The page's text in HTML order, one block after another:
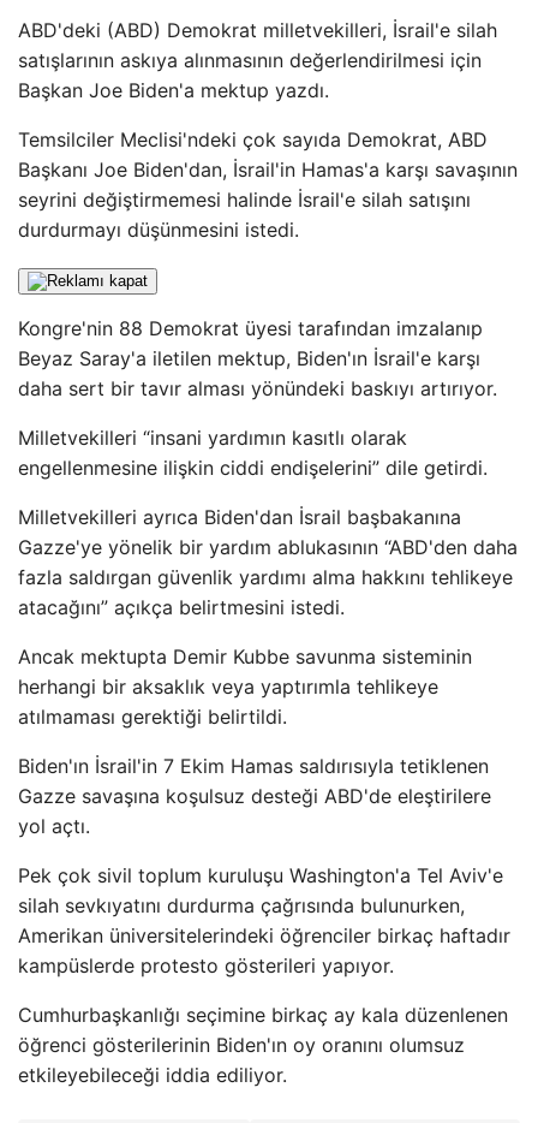
ABD'deki (ABD) Demokrat milletvekilleri, İsrail'e silah
satışlarının askıya alınmasının değerlendirilmesi için
Başkan Joe Biden'a mektup yazdı.
Temsilciler Meclisi'ndeki çok sayıda Demokrat, ABD
Başkanı Joe Biden'dan, İsrail'in Hamas'a karşı savaşının
seyrini değiştirmemesi halinde İsrail'e silah satışını
durdurmayı düşünmesini istedi.
Kongre'nin 88 Demokrat üyesi tarafından imzalanıp
Beyaz Saray'a iletilen mektup, Biden'ın İsrail'e karşı
daha sert bir tavır alması yönündeki baskıyı artırıyor.
Milletvekilleri “insani yardımın kasıtlı olarak
engellenmesine ilişkin ciddi endişelerini” dile getirdi.
Milletvekilleri ayrıca Biden'dan İsrail başbakanına
Gazze'ye yönelik bir yardım ablukasının “ABD'den daha
fazla saldırgan güvenlik yardımı alma hakkını tehlikeye
atacağını” açıkça belirtmesini istedi.
Ancak mektupta Demir Kubbe savunma sisteminin
herhangi bir aksaklık veya yaptırımla tehlikeye
atılmaması gerektiği belirtildi.
Biden'ın İsrail'in 7 Ekim Hamas saldırısıyla tetiklenen
Gazze savaşına koşulsuz desteği ABD'de eleştirilere
yol açtı.
Pek çok sivil toplum kuruluşu Washington'a Tel Aviv'e
silah sevkıyatını durdurma çağrısında bulunurken,
Amerikan üniversitelerindeki öğrenciler birkaç haftadır
kampüslerde protesto gösterileri yapıyor.
Cumhurbaşkanlığı seçimine birkaç ay kala düzenlenen
öğrenci gösterilerinin Biden'ın oy oranını olumsuz
etkileyebileceği iddia ediliyor.